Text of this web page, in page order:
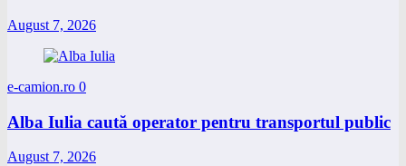
August 7, 2026
e-camion.ro 0
Alba Iulia caută operator pentru transportul public
August 7, 2026